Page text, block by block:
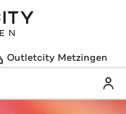
Outletcity Metzingen